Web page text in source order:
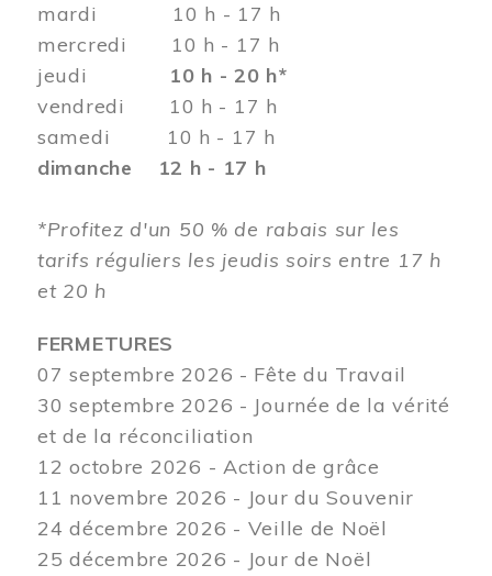
mardi 10 h - 17 h
mercredi 10 h - 17 h
jeudi 10 h - 20 h*
vendredi 10 h - 17 h
samedi 10 h - 17 h
dimanche 12 h - 17 h
*Profitez d'un 50 % de rabais sur les
tarifs réguliers les jeudis soirs entre 17 h
et 20 h
FERMETURES
07 septembre 2026 - Fête du Travail
30 septembre 2026 - Journée de la vérité
et de la réconciliation
12 octobre 2026 - Action de grâce
11 novembre 2026 - Jour du Souvenir
24 décembre 2026 - Veille de Noël
25 décembre 2026 - Jour de Noël